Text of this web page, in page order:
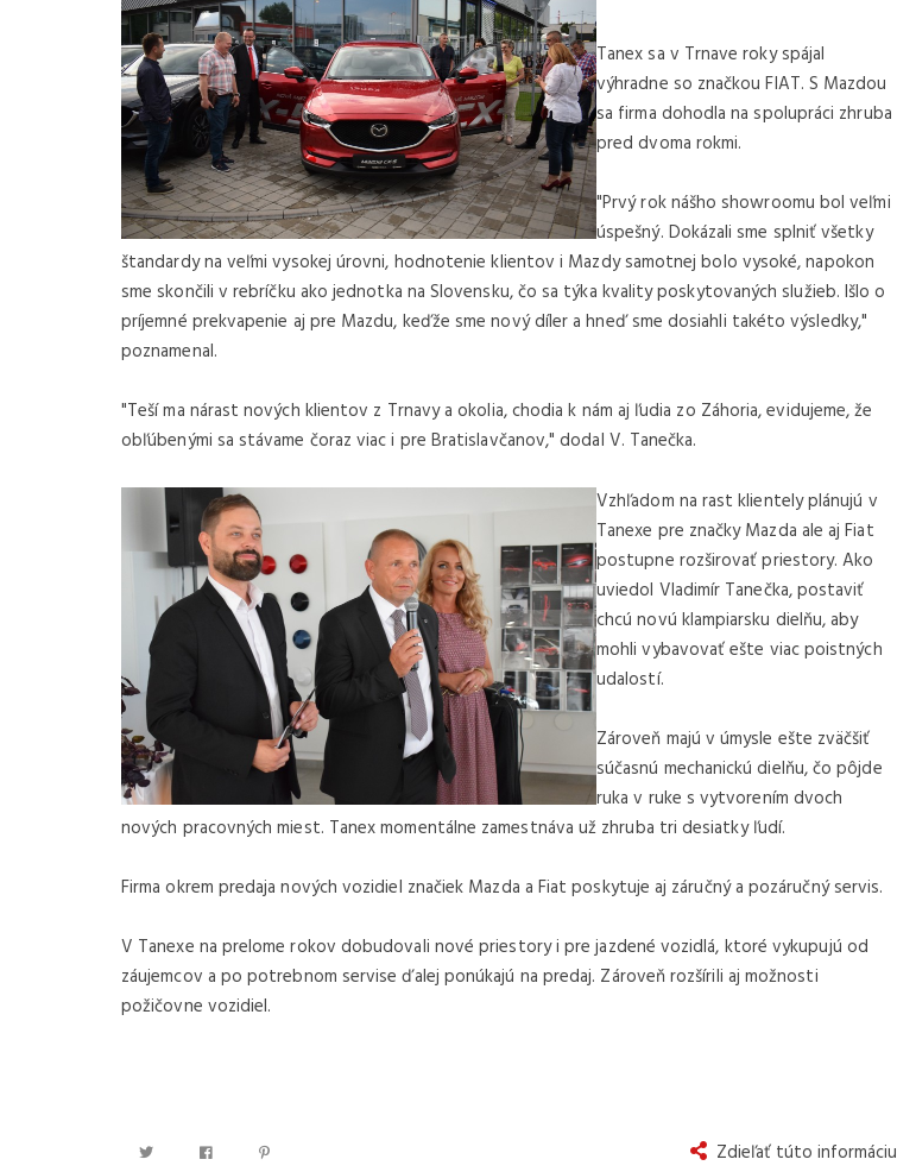
Tanex sa v Trnave roky spájal
výhradne so značkou FIAT. S Mazdou
sa firma dohodla na spolupráci zhruba
pred dvoma rokmi.
"Prvý rok nášho showroomu bol veľmi
úspešný. Dokázali sme splniť všetky
štandardy na veľmi vysokej úrovni, hodnotenie klientov i Mazdy samotnej bolo vysoké, napokon
sme skončili v rebríčku ako jednotka na Slovensku, čo sa týka kvality poskytovaných služieb. Išlo o
príjemné prekvapenie aj pre Mazdu, keďže sme nový díler a hneď sme dosiahli takéto výsledky,"
poznamenal.
"Teší ma nárast nových klientov z Trnavy a okolia, chodia k nám aj ľudia zo Záhoria, evidujeme, že
obľúbenými sa stávame čoraz viac i pre Bratislavčanov," dodal V. Tanečka.
Vzhľadom na rast klientely plánujú v
Tanexe pre značky Mazda ale aj Fiat
postupne rozširovať priestory. Ako
uviedol Vladimír Tanečka, postaviť
chcú novú klampiarsku dielňu, aby
mohli vybavovať ešte viac poistných
udalostí.
Zároveň majú v úmysle ešte zväčšiť
súčasnú mechanickú dielňu, čo pôjde
ruka v ruke s vytvorením dvoch
nových pracovných miest. Tanex momentálne zamestnáva už zhruba tri desiatky ľudí.
Firma okrem predaja nových vozidiel značiek Mazda a Fiat poskytuje aj záručný a pozáručný servis.
V Tanexe na prelome rokov dobudovali nové priestory i pre jazdené vozidlá, ktoré vykupujú od
záujemcov a po potrebnom servise ďalej ponúkajú na predaj. Zároveň rozšírili aj možnosti
požičovne vozidiel.
Zdieľať túto informáciu